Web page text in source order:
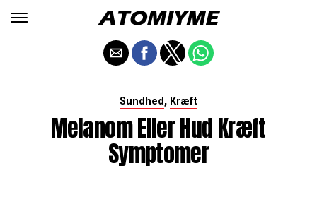
Sundhed, Kræft
Melanom Eller Hud Kræft
Symptomer